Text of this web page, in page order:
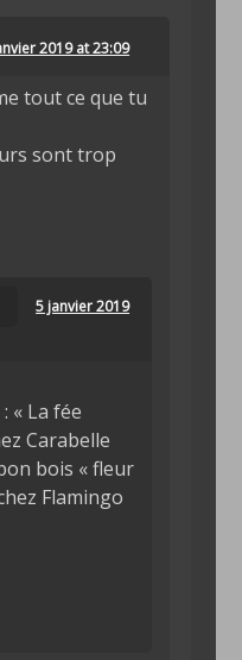
2019 at 23:09
tout ce que tu
sont trop
5 janvier 2019
« La fée
Carabelle
bois « fleur
Flamingo